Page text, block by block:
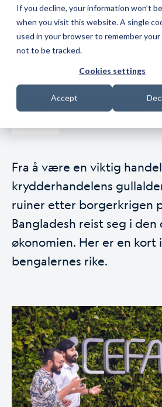
If you decline, your information won’t
when you visit this website. A single
used in your browser to remember
not to be tracked.
Cookies settings
Accept
AvPer Einar Myklebust| 5. april
Bangladesh: En IT-
Fra å være en viktig
krydderhandelens
ruiner etter borgerkrigen
Bangladesh reist seg i den
økonomien. Her er en
bengalernes rike.